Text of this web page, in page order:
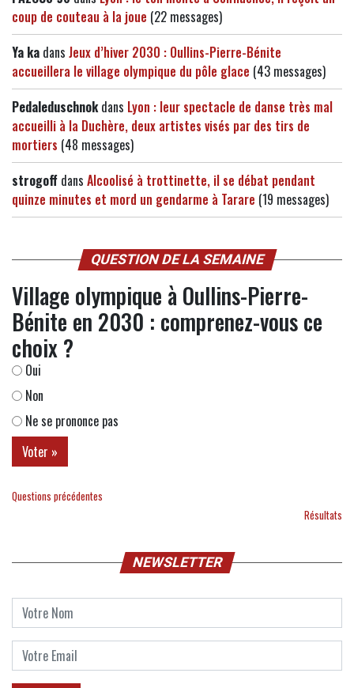
coup de couteau à la joue (22 messages)
Ya ka dans Jeux d’hiver 2030 : Oullins-Pierre-Bénite
accueillera le village olympique du pôle glace (43 messages)
Pedaleduschnokdans Lyon : leur spectacle de danse très mal
accueilli à la Duchère, deux artistes visés par des tirs de
mortiers (48 messages)
strogoff dans Alcoolisé à trottinette, il se débat pendant
quinze minutes et mord un gendarme à Tarare (19 messages)
QUESTION DE LA SEMAINE
Village olympique à Oullins-Pierre-
Bénite en 2030 : comprenez-vous ce
choix ?
Oui
Non
Ne se prononce pas
Questions précédentes
Résultats
NEWSLETTER